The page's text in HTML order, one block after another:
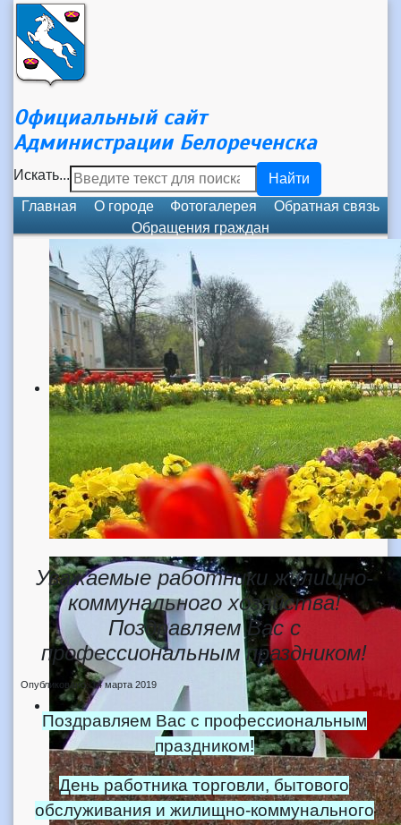
Официальный сайт
Администрации Белореченска
Искать...
Найти
Главная
О городе Фотогалерея
Обратная связь
Обращения граждан
Уважаемые работники жилищно-
коммунального хозяйства!
Поздравляем Вас с
профессиональным праздником!
Опубликовано: 14 марта 2019
Поздравляем Вас с профессиональным
праздником!
День работника торговли, бытового
обслуживания и жилищно-коммунального